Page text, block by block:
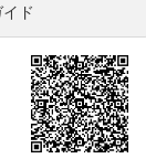
ド